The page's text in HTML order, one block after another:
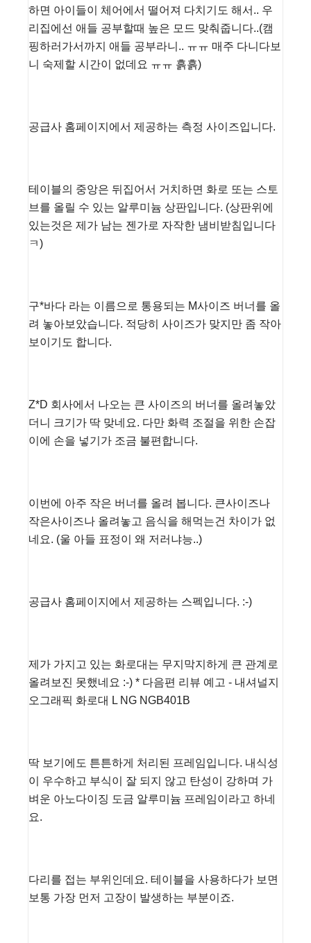
하면 아이들이 체어에서 떨어져 다치기도 해서.. 우
리집에선 애들 공부할때 높은 모드 맞춰줍니다..(캠
핑하러가서까지 애들 공부라니.. ㅠㅠ 매주 다니다보
니 숙제할 시간이 없데요 ㅠㅠ 흙흙)
공급사 홈페이지에서 제공하는 측정 사이즈입니다.
테이블의 중앙은 뒤집어서 거치하면 화로 또는 스토
브를 올릴 수 있는 알루미늄 상판입니다. (상판위에
있는것은 제가 남는 젠가로 자작한 냄비받침입니다
ㅋ)
구*바다 라는 이름으로 통용되는 M사이즈 버너를 올
려 놓아보았습니다. 적당히 사이즈가 맞지만 좀 작아
보이기도 합니다.
Z*D 회사에서 나오는 큰 사이즈의 버너를 올려놓았
더니 크기가 딱 맞네요. 다만 화력 조절을 위한 손잡
이에 손을 넣기가 조금 불편합니다.
이번에 아주 작은 버너를 올려 봅니다. 큰사이즈나
작은사이즈나 올려놓고 음식을 해먹는건 차이가 없
네요. (울 아들 표정이 왜 저러냐능..)
공급사 홈페이지에서 제공하는 스펙입니다. :-)
제가 가지고 있는 화로대는 무지막지하게 큰 관계로
올려보진 못했네요 :-) * 다음편 리뷰 예고 - 내셔널지
오그래픽 화로대 L NG NGB401B
딱 보기에도 튼튼하게 처리된 프레임입니다. 내식성
이 우수하고 부식이 잘 되지 않고 탄성이 강하며 가
벼운 아노다이징 도금 알루미늄 프레임이라고 하네
요.
다리를 접는 부위인데요. 테이블을 사용하다가 보면
보통 가장 먼저 고장이 발생하는 부분이죠.